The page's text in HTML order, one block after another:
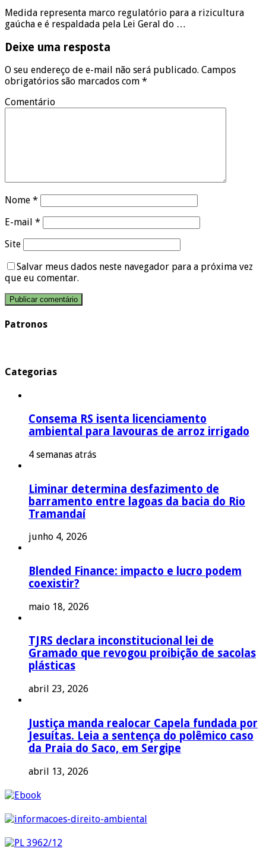
Medida representa marco regulatório para a rizicultura
gaúcha e é respaldada pela Lei Geral do …
Deixe uma resposta
O seu endereço de e-mail não será publicado. Campos
obrigatórios são marcados com *
Comentário
Nome *
E-mail *
Site
Salvar meus dados neste navegador para a próxima vez
que eu comentar.
Patronos
Categorias
Consema RS isenta licenciamento
ambiental para lavouras de arroz irrigado
4 semanas atrás
Liminar determina desfazimento de
barramento entre lagoas da bacia do Rio
Tramandaí
junho 4, 2026
Blended Finance: impacto e lucro podem
coexistir?
maio 18, 2026
TJRS declara inconstitucional lei de
Gramado que revogou proibição de sacolas
plásticas
abril 23, 2026
Justiça manda realocar Capela fundada por
Jesuítas. Leia a sentença do polêmico caso
da Praia do Saco, em Sergipe
abril 13, 2026